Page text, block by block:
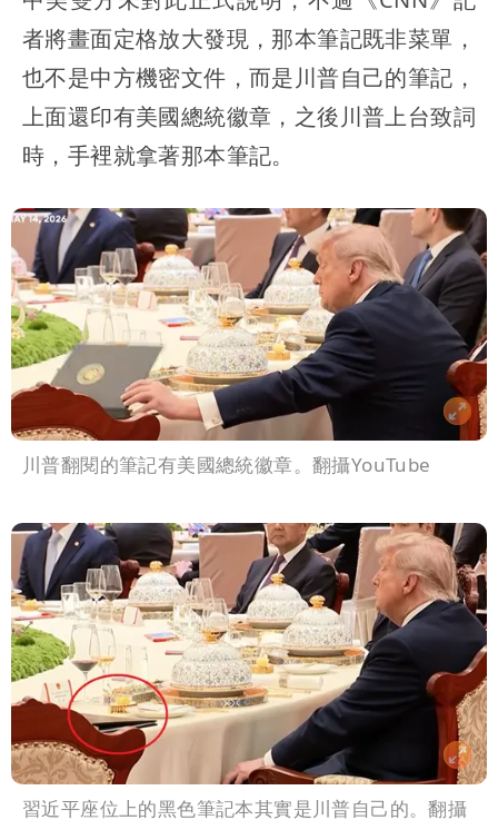
者將畫面定格放大發現，那本筆記既非菜單，
也不是中方機密文件，而是川普自己的筆記，
上面還印有美國總統徽章，之後川普上台致詞
時，手裡就拿著那本筆記。
川普翻閱的筆記有美國總統徽章。翻攝YouTube
習近平座位上的黑色筆記本其實是川普自己的。翻攝